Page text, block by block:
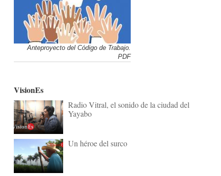
Anteproyecto del Código de Trabajo.
PDF
VisionEs
Radio Vitral, el sonido de la ciudad del
Yayabo
Un héroe del surco